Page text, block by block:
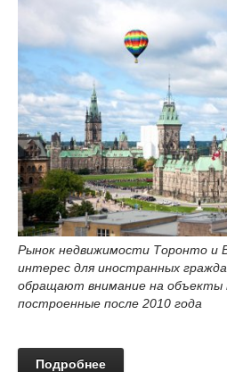
Рынок недвижимости Торонто и
интерес для иностранных
обращают внимание на объекты
построенные после 2010 года
Подробнее